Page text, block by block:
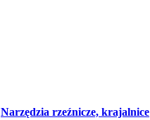
Narzędzia rzeźnicze, krajalnice